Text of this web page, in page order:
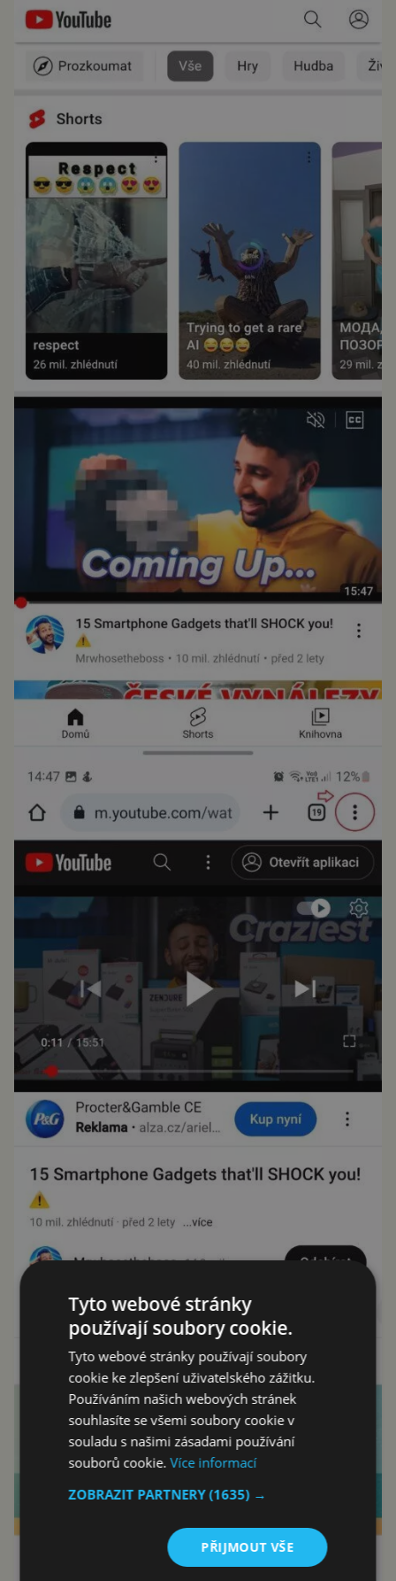
Tyto webové stránky
používají soubory cookie.
Tyto webové stránky používají soubory
cookie ke zlepšení uživatelského zážitku.
Používáním našich webových stránek
souhlasíte se všemi soubory cookie v
souladu s našimi zásadami používání
souborů cookie.Více informací
ZOBRAZIT PARTNERY(1635) →
PŘIJMOUT VŠE